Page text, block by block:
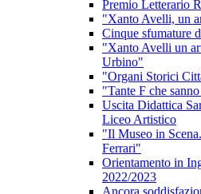
Premio Letterario
"Xanto Avelli, un
Cinque sfumature
"Xanto Avelli un
Urbino"
"Organi Storici
"Tante F che
Uscita Didattica
Liceo Artistico
"Il Museo in
Ferrari"
Orientamento in
2022/2023